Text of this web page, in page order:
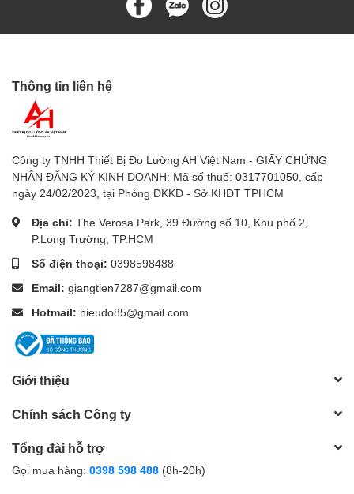
- Thiết bị đo lường chính hãng: FLUKE, Kyoritsu,
- Tư vấn, lắp đặt Thiết bị vệ sinh phòng tắm.
TRUY CẬP WEBSITE Sieuthidoluong.vn - Tham quan
mua sắm – GIÁ ƯU ĐÃI
-Chúng tôi chuyên cung cấp Thiết bị đo các loại như:
1. Đồng hồ đo điện : Đồng hồ vạn năng, ampe kìm,
đồng hồ đo tụ điện, đồng hồ đo thứ tự pha, đồng hồ
đo điện trở đất, đồng hồ đo điện trở cách điện, bút thử
điện áp, thiết bị đo lcr
2. Thiết bị đo kiểm tra bình ắc quy
ph, thiết bị đo độ cứng của nước, thiết bị đo độ dẫn
điện của nước, Bút đo TDS, máy đo độ tinh khiết của
nước, máy đo nồng độ oxy hòa tan trong nước, bút đo
độ ngọt
4. Thiết bị đo môi trường
ẩm không khí, thiết bị đo bụi môi trường
5.Thiết bị đo áp suất: Máy đo áp suất chênh lệch, máy
Thông tin liên hệ
Công ty TNHH Thiết Bị Đo Lường AH Việt Nam - GIẤY CHỨNG
NHẬN ĐĂNG KÝ KINH DOANH: Mã số thuế: 0317701050, cấp
ngày 24/02/2023, tại Phòng ĐKKD - Sở KHĐT TPHCM
Địa chỉ: The Verosa Park, 39 Đường số 10, Khu phố 2,
P.Long Trường, TP.HCM
Số điện thoại: 0398598488
Email: giangtien7287@gmail.com
Hotmail: hieudo85@gmail.com
Giới thiệu
Chính sách Công ty
Tổng đài hỗ trợ
Gọi mua hàng: 0398 598 488 (8h-20h)